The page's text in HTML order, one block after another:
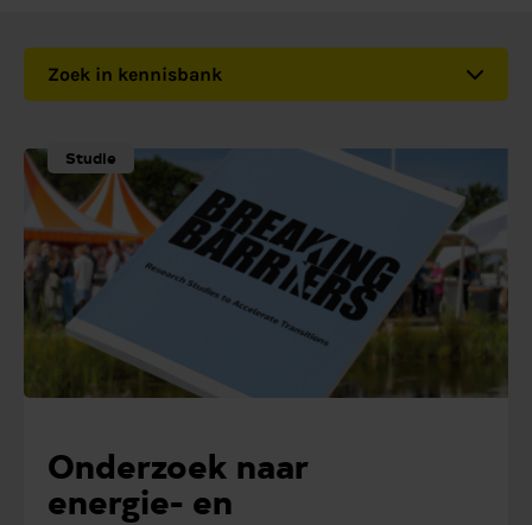
Zoek in kennisbank
Studie
Onderzoek naar
energie- en